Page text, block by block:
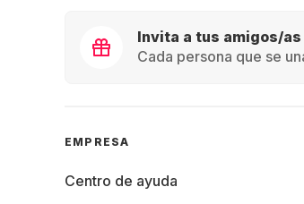
Invita a tus amigos/
Cada persona que se
EMPRESA
Centro de ayuda